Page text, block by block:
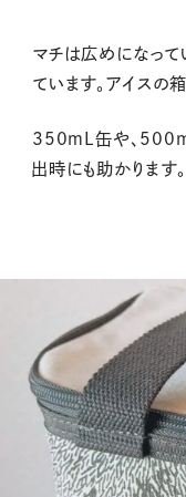
マチは広めになって
ています。アイスの
350mL缶や、
出時にも助かります。